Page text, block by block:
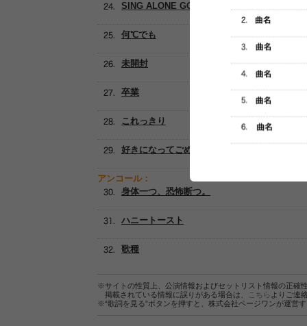
SING ALONE GOOD
何℃でも
未開封
卒業
これっきり
好きになってごめんなさい
アンコール：
身体一つ、恐怖断つ。
ハニートースト
歌種
※サイトの性質上、公演情報およびセットリスト情報の正確
掲載されている情報に誤りがある場合は、
こちら よりご連
※“歌詞を見る”ボタンを押すと、株式会社ページワンが運営